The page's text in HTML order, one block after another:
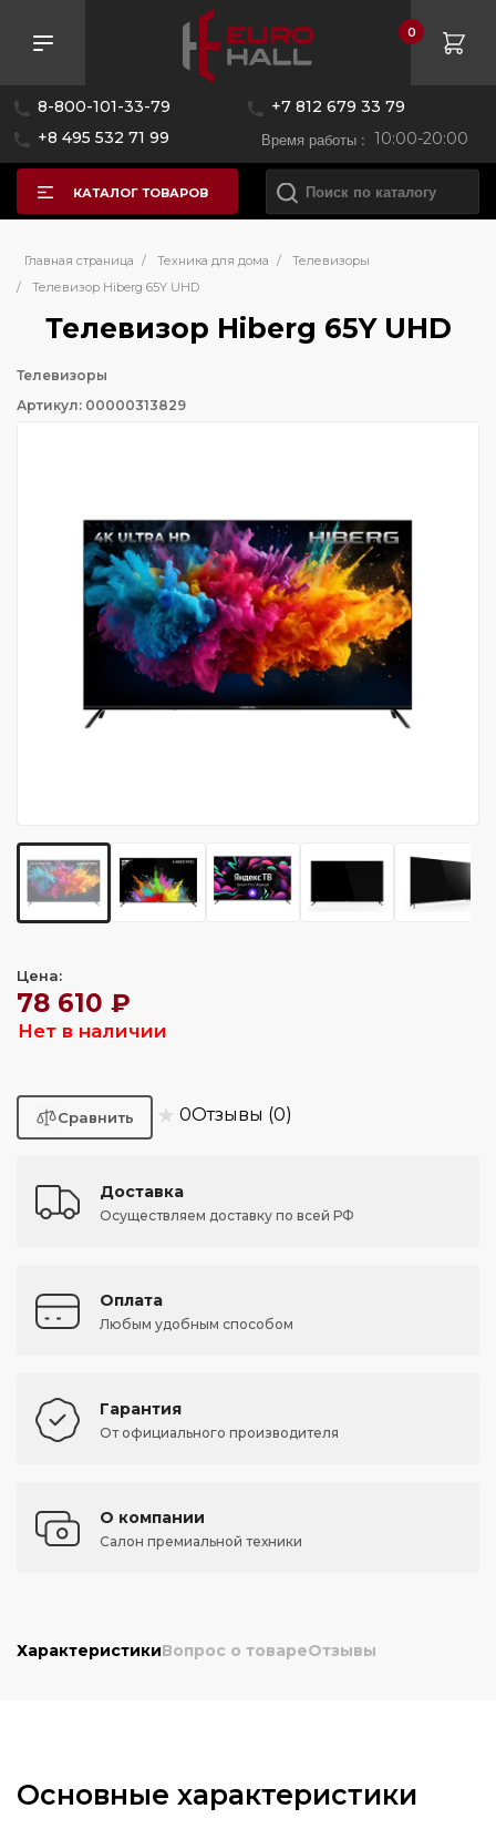
8-800-101-33-79
+7 812 679 33 79
+8 495 532 71 99
Время работы : 10:00-20:00
0
КАТАЛОГ ТОВАРОВ
Главная страница / Техника для дома /
Телевизоры
/
Телевизор Hiberg 65Y UHD
Телевизор Hiberg 65Y UHD
Телевизоры
Артикул: 00000313829
Цена:
78 610 ₽
Нет в наличии
★ 0Отзывы (0)
Доставка
Осуществляем доставку по всей РФ
Оплата
Любым удобным способом
Гарантия
От официального производителя
О компании
Салон премиальной техники
ХарактеристикиВопрос о товареОтзывы
Основные характеристики